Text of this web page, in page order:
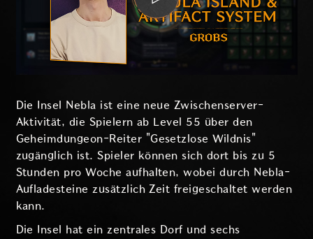
Die Insel Nebla ist eine neue Zwischenserver-
Aktivität, die Spielern ab Level 55 über den
Geheimdungeon-Reiter "Gesetzlose Wildnis"
zugänglich ist. Spieler können sich dort bis zu 5
Stunden pro Woche aufhalten, wobei durch Nebla-
Aufladesteine zusätzlich Zeit freigeschaltet werden
kann.
Die Insel hat ein zentrales Dorf und sechs